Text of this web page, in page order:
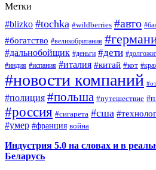
Метки
#blizko #tochka #wildberries #авто
#богатство #великобритания
#дальнобойщик #деньги #дети
#индия #испания #италия #китай #кот
#новости компаний
#полиция #польша #путешествие
#россия #сигарета #сша
#умер #франция война
Индустрия 5.0 на словах и в
Беларусь